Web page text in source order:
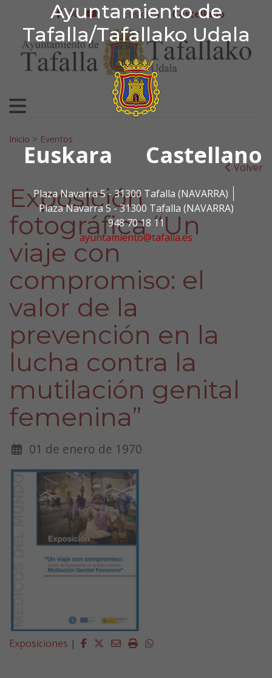
Ayuntamiento de
Tafalla/Tafallako Udala
Euskara Castellano
Plaza Navarra 5 - 31300 Tafalla (NAVARRA)
Plaza Navarra 5 - 31300 Tafalla (NAVARRA)
948 70 18 11
ayuntamiento@tafalla.es
Ir al contenido
Ayuntamiento de
facebook
twitter
youtube
Euskera Castellano
Search for:
Inicio > Eventos
Volver
Exposición
fotográfica “Un
viaje con
compromiso: el
valor de la
prevención en la
lucha contra la
mutilación genital
femenina”
01 de enero de 1970
Exposiciones | Facebook
Twitter
EmailImprimirWhatsapp